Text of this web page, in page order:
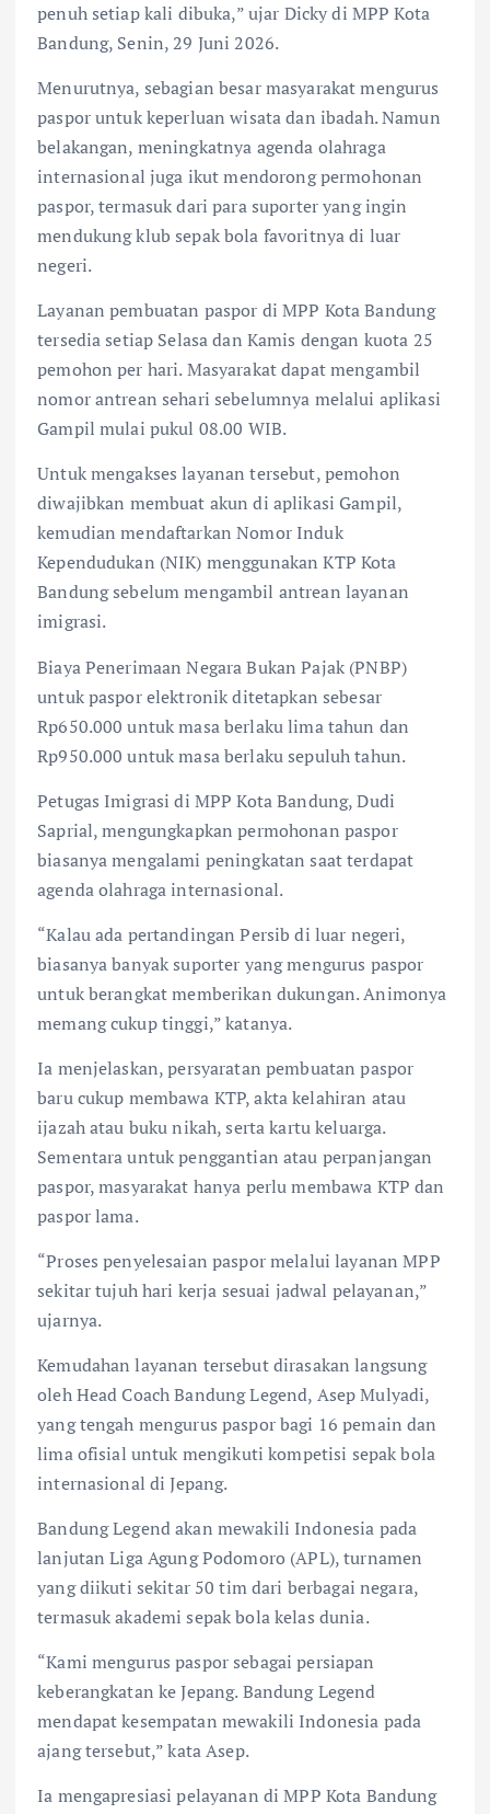
penuh setiap kali dibuka,” ujar Dicky di MPP Kota
Bandung, Senin, 29 Juni 2026.
Menurutnya, sebagian besar masyarakat mengurus
paspor untuk keperluan wisata dan ibadah. Namun
belakangan, meningkatnya agenda olahraga
internasional juga ikut mendorong permohonan
paspor, termasuk dari para suporter yang ingin
mendukung klub sepak bola favoritnya di luar
negeri.
Layanan pembuatan paspor di MPP Kota Bandung
tersedia setiap Selasa dan Kamis dengan kuota 25
pemohon per hari. Masyarakat dapat mengambil
nomor antrean sehari sebelumnya melalui aplikasi
Gampil mulai pukul 08.00 WIB.
Untuk mengakses layanan tersebut, pemohon
diwajibkan membuat akun di aplikasi Gampil,
kemudian mendaftarkan Nomor Induk
Kependudukan (NIK) menggunakan KTP Kota
Bandung sebelum mengambil antrean layanan
imigrasi.
Biaya Penerimaan Negara Bukan Pajak (PNBP)
untuk paspor elektronik ditetapkan sebesar
Rp650.000 untuk masa berlaku lima tahun dan
Rp950.000 untuk masa berlaku sepuluh tahun.
Petugas Imigrasi di MPP Kota Bandung, Dudi
Saprial, mengungkapkan permohonan paspor
biasanya mengalami peningkatan saat terdapat
agenda olahraga internasional.
“Kalau ada pertandingan Persib di luar negeri,
biasanya banyak suporter yang mengurus paspor
untuk berangkat memberikan dukungan. Animonya
memang cukup tinggi,” katanya.
Ia menjelaskan, persyaratan pembuatan paspor
baru cukup membawa KTP, akta kelahiran atau
ijazah atau buku nikah, serta kartu keluarga.
Sementara untuk penggantian atau perpanjangan
paspor, masyarakat hanya perlu membawa KTP dan
paspor lama.
“Proses penyelesaian paspor melalui layanan MPP
sekitar tujuh hari kerja sesuai jadwal pelayanan,”
ujarnya.
Kemudahan layanan tersebut dirasakan langsung
oleh Head Coach Bandung Legend, Asep Mulyadi,
yang tengah mengurus paspor bagi 16 pemain dan
lima ofisial untuk mengikuti kompetisi sepak bola
internasional di Jepang.
Bandung Legend akan mewakili Indonesia pada
lanjutan Liga Agung Podomoro (APL), turnamen
yang diikuti sekitar 50 tim dari berbagai negara,
termasuk akademi sepak bola kelas dunia.
“Kami mengurus paspor sebagai persiapan
keberangkatan ke Jepang. Bandung Legend
mendapat kesempatan mewakili Indonesia pada
ajang tersebut,” kata Asep.
Ia mengapresiasi pelayanan di MPP Kota Bandung